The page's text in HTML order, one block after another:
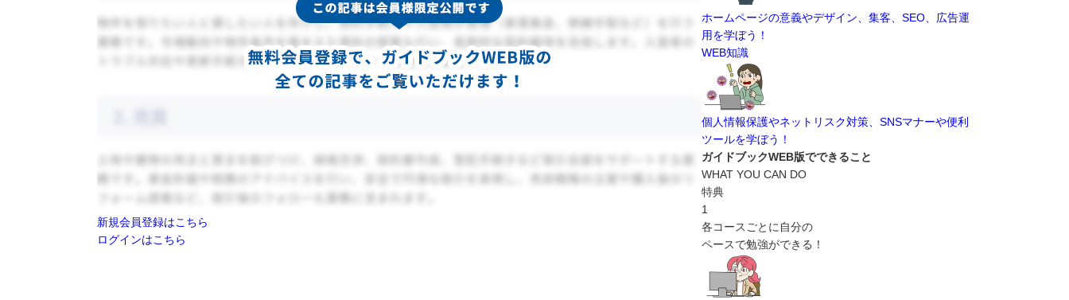
新規会員登録はこちら
ログインはこちら
ホームページの意義やデザイン、集客、SEO、広告運
用を学ぼう！
WEB知識
個人情報保護やネットリスク対策、SNSマナーや便利
ツールを学ぼう！
ガイドブックWEB版でできること
WHAT YOU CAN DO
特典
1
各コースごとに自分の
ペースで勉強ができる！